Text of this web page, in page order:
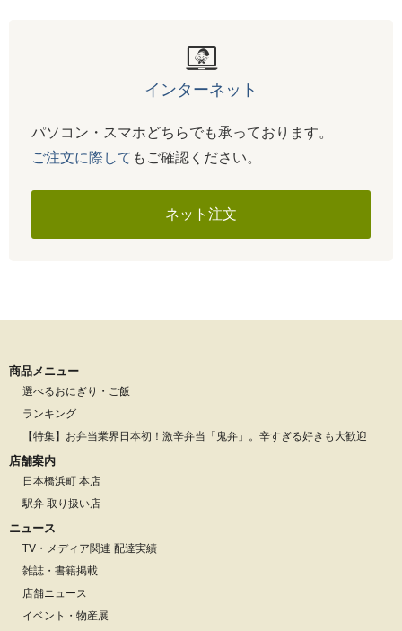
インターネット
パソコン・スマホどちらでも承っております。
ご注文に際して もご確認ください。
ネット注文
商品メニュー
選べるおにぎり・ご飯
ランキング
【特集】お弁当業界日本初！激辛弁当「鬼弁」。辛すぎる好きも大歓迎
店舗案内
日本橋浜町 本店
駅弁 取り扱い店
ニュース
TV・メディア関連 配達実績
雑誌・書籍掲載
店舗ニュース
イベント・物産展